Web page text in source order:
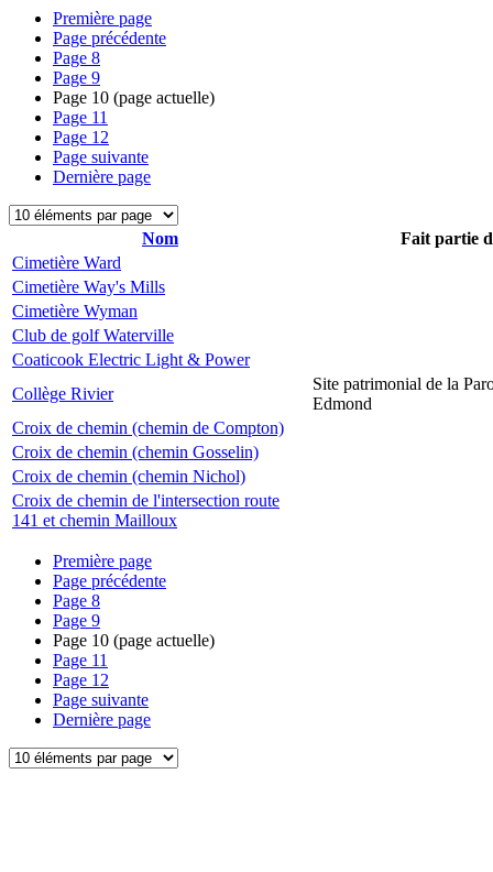
Première page
Page précédente
Page 8
Page 9
Page 10 (page actuelle)
Page 11
Page 12
Page suivante
Dernière page
Nom
Fait partie
Cimetière Ward
Cimetière Way's Mills
Cimetière Wyman
Club de golf Waterville
Coaticook Electric Light & Power
Collège Rivier
Site patrimonial de la
Edmond
Croix de chemin (chemin de Compton)
Croix de chemin (chemin Gosselin)
Croix de chemin (chemin Nichol)
Croix de chemin de l'intersection route
141 et chemin Mailloux
Première page
Page précédente
Page 8
Page 9
Page 10 (page actuelle)
Page 11
Page 12
Page suivante
Dernière page